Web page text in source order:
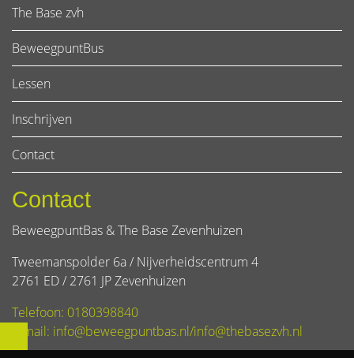
The Base zvh
BeweegpuntBus
Lessen
Inschrijven
Contact
Contact
BeweegpuntBas & The Base Zevenhuizen
Tweemanspolder 6a / Nijverheidscentrum 4
2761 ED / 2761 JP Zevenhuizen
Telefoon: 0180398840
E-mail: info@beweegpuntbas.nl/info@thebasezvh.nl